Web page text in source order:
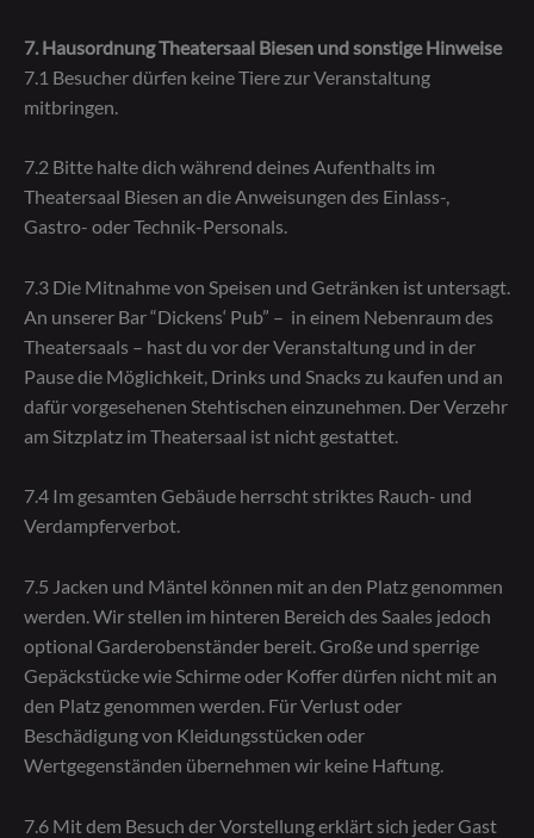
7. Hausordnung Theatersaal Biesen und sonstige Hinweise
7.1 Besucher dürfen keine Tiere zur Veranstaltung
mitbringen.
7.2 Bitte halte dich während deines Aufenthalts im
Theatersaal Biesen an die Anweisungen des Einlass-,
Gastro- oder Technik-Personals.
7.3 Die Mitnahme von Speisen und Getränken ist untersagt.
An unserer Bar “Dickens‘ Pub” – in einem Nebenraum des
Theatersaals – hast du vor der Veranstaltung und in der
Pause die Möglichkeit, Drinks und Snacks zu kaufen und an
dafür vorgesehenen Stehtischen einzunehmen. Der Verzehr
am Sitzplatz im Theatersaal ist nicht gestattet.
7.4 Im gesamten Gebäude herrscht striktes Rauch- und
Verdampferverbot.
7.5 Jacken und Mäntel können mit an den Platz genommen
werden. Wir stellen im hinteren Bereich des Saales jedoch
optional Garderobenständer bereit. Große und sperrige
Gepäckstücke wie Schirme oder Koffer dürfen nicht mit an
den Platz genommen werden. Für Verlust oder
Beschädigung von Kleidungsstücken oder
Wertgegenständen übernehmen wir keine Haftung.
7.6 Mit dem Besuch der Vorstellung erklärt sich jeder Gast